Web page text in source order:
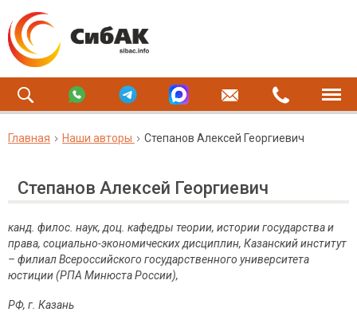
Главная Наши авторы Степанов Алексей Георгиевич
Степанов Алексей Георгиевич
канд. филос. наук, доц. кафедры теории, истории государства и
права, социально-экономических дисциплин, Казанский институт
– филиал Всероссийского государственного университета
юстиции (РПА Минюста России),
РФ, г Казань